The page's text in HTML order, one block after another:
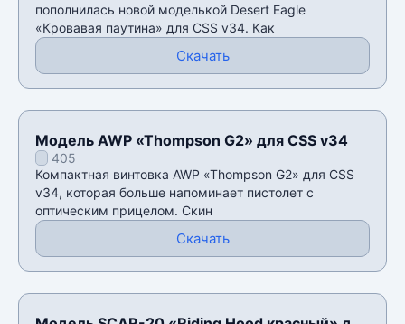
пополнилась новой моделькой Desert Eagle
«Кровавая паутина» для CSS v34. Как
Скачать
Модель AWP «Thompson G2» для CSS v34
405
Компактная винтовка AWP «Thompson G2» для CSS
v34, которая больше напоминает пистолет с
оптическим прицелом. Скин
Скачать